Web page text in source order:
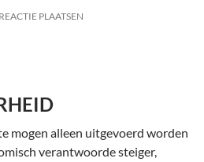
PLAATSEN
mogen alleen uitgevoerd worden
verantwoorde steiger,